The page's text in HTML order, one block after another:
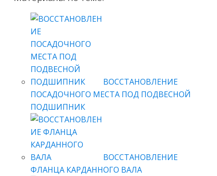
ВОССТАНОВЛЕНИЕ
ПОСАДОЧНОГО МЕСТА ПОД ПОДВЕСНОЙ
ПОДШИПНИК
ВОССТАНОВЛЕНИЕ
ФЛАНЦА КАРДАННОГО ВАЛА